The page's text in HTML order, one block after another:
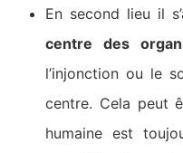
En second lieu il
centre des
l’injonction ou le
centre. Cela peut
humaine est